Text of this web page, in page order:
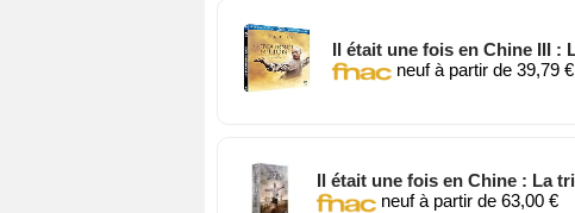
Il était une fois en Chine III :
neuf à partir de 39,79 €
Il était une fois en Chine : La
neuf à partir de 63,00 €